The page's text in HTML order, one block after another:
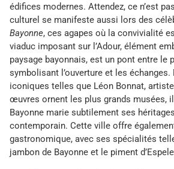
édifices modernes. Attendez, ce n’est
culturel se manifeste aussi lors des
Bayonne, ces agapes où la convivialité
viaduc imposant sur l’Adour, élément
paysage bayonnais, est un pont entre le
symbolisant l’ouverture et les
iconiques telles que Léon Bonnat,
œuvres ornent les plus grands musées,
Bayonne marie subtilement ses
contemporain. Cette ville offre
gastronomique, avec ses spécialités
jambon de Bayonne et le piment